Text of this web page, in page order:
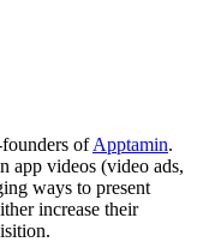
ofApptamin.
app videos (video ads,
ways to present
increase their